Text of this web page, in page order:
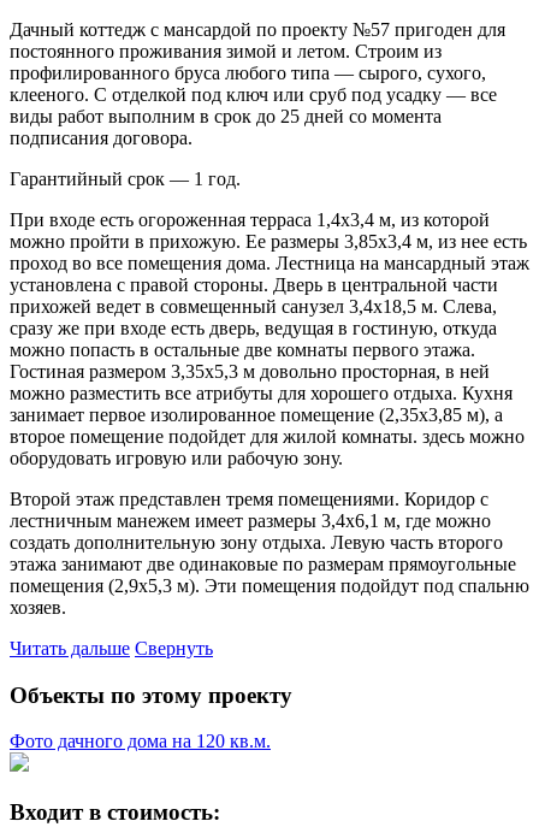
Дачный коттедж с мансардой по проекту №57 пригоден для
постоянного проживания зимой и летом. Строим из
профилированного бруса любого типа — сырого, сухого,
клееного. С отделкой под ключ или сруб под усадку — все
виды работ выполним в срок до 25 дней со момента
подписания договора.
Гарантийный срок — 1 год.
При входе есть огороженная терраса 1,4х3,4 м, из которой
можно пройти в прихожую. Ее размеры 3,85х3,4 м, из нее есть
проход во все помещения дома. Лестница на мансардный этаж
установлена с правой стороны. Дверь в центральной части
прихожей ведет в совмещенный санузел 3,4х18,5 м. Слева,
сразу же при входе есть дверь, ведущая в гостиную, откуда
можно попасть в остальные две комнаты первого этажа.
Гостиная размером 3,35х5,3 м довольно просторная, в ней
можно разместить все атрибуты для хорошего отдыха. Кухня
занимает первое изолированное помещение (2,35х3,85 м), а
второе помещение подойдет для жилой комнаты. здесь можно
оборудовать игровую или рабочую зону.
Второй этаж представлен тремя помещениями. Коридор с
лестничным манежем имеет размеры 3,4х6,1 м, где можно
создать дополнительную зону отдыха. Левую часть второго
этажа занимают две одинаковые по размерам прямоугольные
помещения (2,9х5,3 м). Эти помещения подойдут под спальню
хозяев.
Читать дальше Свернуть
Объекты по этому проекту
Фото дачного дома на 120 кв.м.
Входит в стоимость: